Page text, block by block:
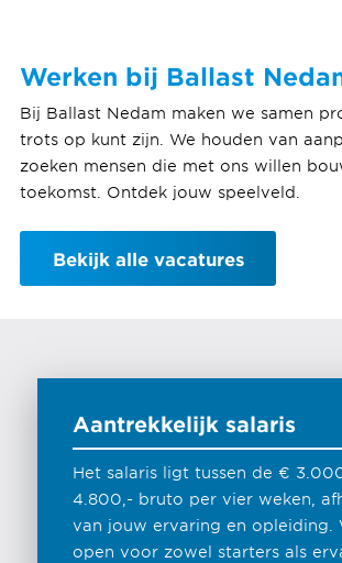
Werken bij Ballast
Bij Ballast Nedam maken we samen
trots op kunt zijn. We houden van
zoeken mensen die met ons willen
toekomst. Ontdek jouw speelveld.
Bekijk alle vacatures
Aantrekkelijk salaris
Het salaris ligt tussen de €
4.800,- bruto per vier weken,
van jouw ervaring en opleiding.
open voor zowel starters als